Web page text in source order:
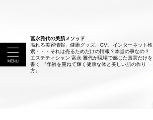
冨永雅代の美肌メソッド
溢れる美容情報、健康グッズ、CM、インターネット検
索・・・それは売るためだけの情報？本当の事なの？
エステティシャン 富永 雅代が現場で感じた真実だけを
書く 『年齢を重ねて輝く健康な体と美しい肌の作り
方』